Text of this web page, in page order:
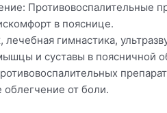
Противовоспалительные
в пояснице.
гимнастика,
и суставы в поясничной
от боли.